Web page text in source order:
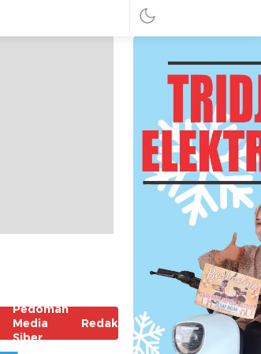
Pedoman
Media
Siber
Redaksi